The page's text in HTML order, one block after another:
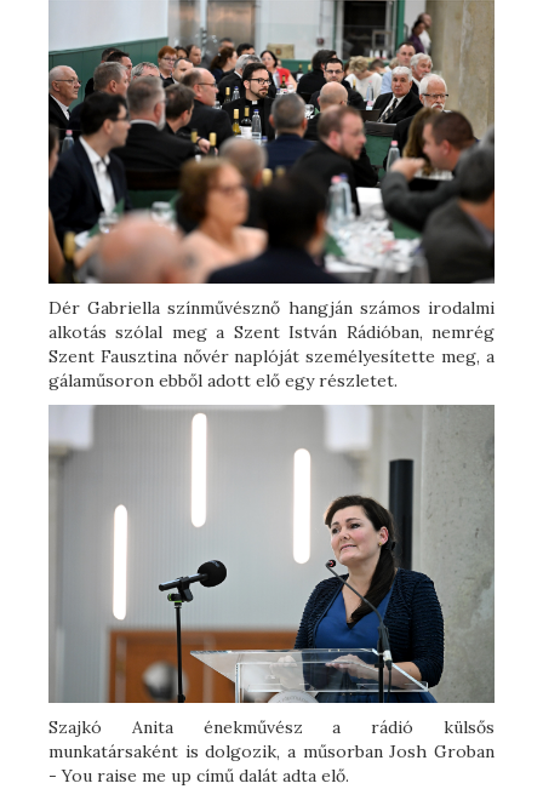
Dér Gabriella színművésznő hangján számos irodalmi
alkotás szólal meg a Szent István Rádióban, nemrég
Szent Fausztina nővér naplóját személyesítette meg, a
gálaműsoron ebből adott elő egy részletet.
Szajkó Anita énekművész a rádió külsős
munkatársaként is dolgozik, a műsorban Josh Groban
- You raise me up című dalát adta elő.